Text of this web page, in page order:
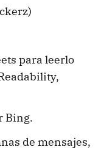
para leerlo
Bing.
de mensajes,